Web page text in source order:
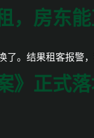
，房东能
了。结果租客报警
》正式